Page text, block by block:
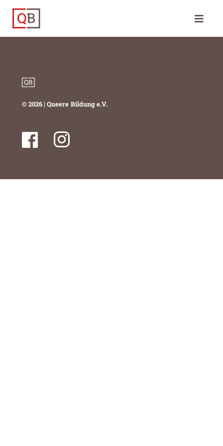
© 2026 | Queere Bildung e.V.